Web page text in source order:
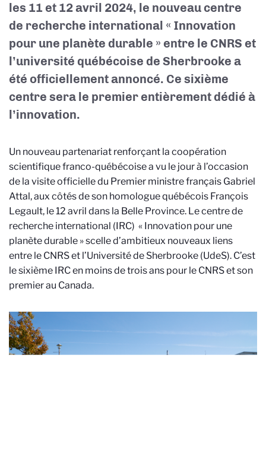
les 11 et 12 avril 2024, le nouveau centre
de recherche international « Innovation
pour une planète durable » entre le CNRS et
l’université québécoise de Sherbrooke a
été officiellement annoncé. Ce sixième
centre sera le premier entièrement dédié à
l’innovation.
Un nouveau partenariat renforçant la coopération
scientifique franco-québécoise a vu le jour à l’occasion
de la visite officielle du Premier ministre français Gabriel
Attal, aux côtés de son homologue québécois François
Legault, le 12 avril dans la Belle Province. Le centre de
recherche international (IRC) « Innovation pour une
planète durable » scelle d’ambitieux nouveaux liens
entre le CNRS et l’Université de Sherbrooke (UdeS). C’est
le sixième IRC en moins de trois ans pour le CNRS et son
premier au Canada.